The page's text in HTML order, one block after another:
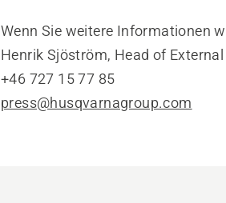
Wenn Sie weitere Informationen
Henrik Sjöström, Head of
+46 727 15 77 85
press@husqvarnagroup.com